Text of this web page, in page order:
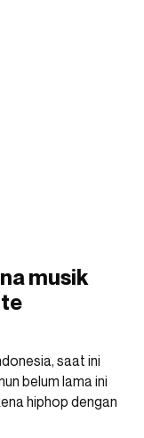
musik
saat ini
belum lama ini
hiphop dengan